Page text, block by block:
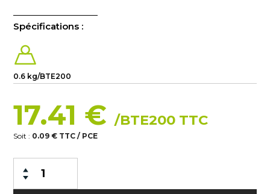
Spécifications :
0.6 kg/BTE200
17.41 €/BTE200 TTC
Soit : 0.09 € TTC / PCE